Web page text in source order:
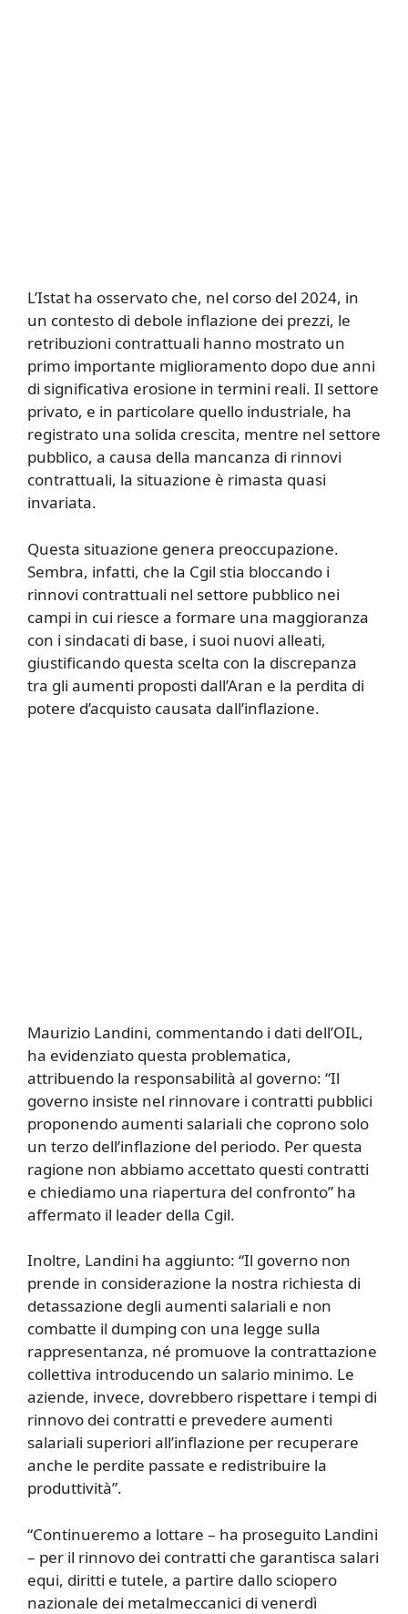
L’Istat ha osservato che, nel corso del 2024, in
un contesto di debole inflazione dei prezzi, le
retribuzioni contrattuali hanno mostrato un
primo importante miglioramento dopo due anni
di significativa erosione in termini reali. Il settore
privato, e in particolare quello industriale, ha
registrato una solida crescita, mentre nel settore
pubblico, a causa della mancanza di rinnovi
contrattuali, la situazione è rimasta quasi
invariata.
Questa situazione genera preoccupazione.
Sembra, infatti, che la Cgil stia bloccando i
rinnovi contrattuali nel settore pubblico nei
campi in cui riesce a formare una maggioranza
con i sindacati di base, i suoi nuovi alleati,
giustificando questa scelta con la discrepanza
tra gli aumenti proposti dall’Aran e la perdita di
potere d’acquisto causata dall’inflazione.
Maurizio Landini, commentando i dati dell’OIL,
ha evidenziato questa problematica,
attribuendo la responsabilità al governo: “Il
governo insiste nel rinnovare i contratti pubblici
proponendo aumenti salariali che coprono solo
un terzo dell’inflazione del periodo. Per questa
ragione non abbiamo accettato questi contratti
e chiediamo una riapertura del confronto” ha
affermato il leader della Cgil.
Inoltre, Landini ha aggiunto: “Il governo non
prende in considerazione la nostra richiesta di
detassazione degli aumenti salariali e non
combatte il dumping con una legge sulla
rappresentanza, né promuove la contrattazione
collettiva introducendo un salario minimo. Le
aziende, invece, dovrebbero rispettare i tempi di
rinnovo dei contratti e prevedere aumenti
salariali superiori all’inflazione per recuperare
anche le perdite passate e redistribuire la
produttività”.
“Continueremo a lottare – ha proseguito Landini
– per il rinnovo dei contratti che garantisca salari
equi, diritti e tutele, a partire dallo sciopero
nazionale dei metalmeccanici di venerdì